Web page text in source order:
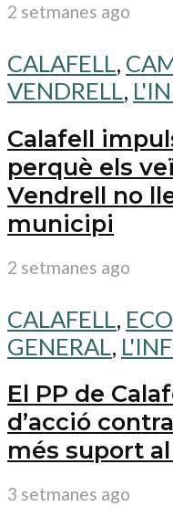
2 setmanes ago
CALAFELL,
VENDRELL,
Calafell
perquè els
Vendrell no
municipi
2 setmanes ago
CALAFELL ,
GENERAL ,
El PP de
d’acció
més suport
3 setmanes ago